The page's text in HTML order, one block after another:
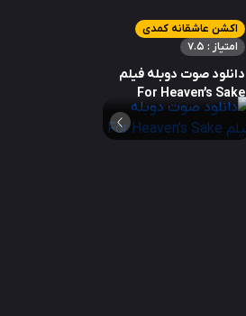
اکشن عاشقانه کمدی
امتیاز : 7.5
دانلود صوت دوبله فیلم
For Heaven’s Sake